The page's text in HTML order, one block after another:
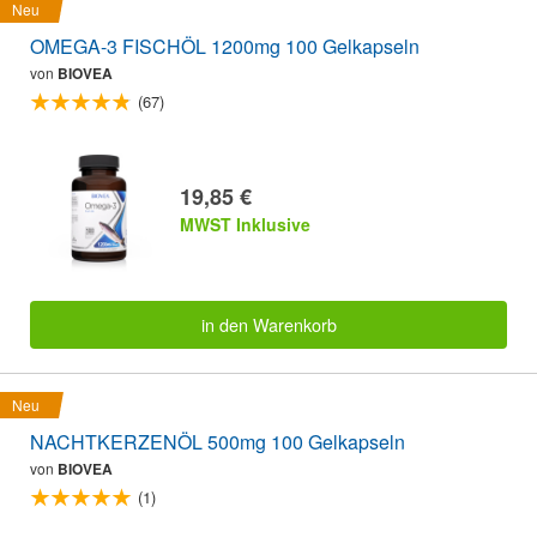
Neu
OMEGA-3 FISCHÖL 1200mg 100 Gelkapseln
von BIOVEA
(67)
19,85 €
MWST Inklusive
in den Warenkorb
Neu
NACHTKERZENÖL 500mg 100 Gelkapseln
von BIOVEA
(1)